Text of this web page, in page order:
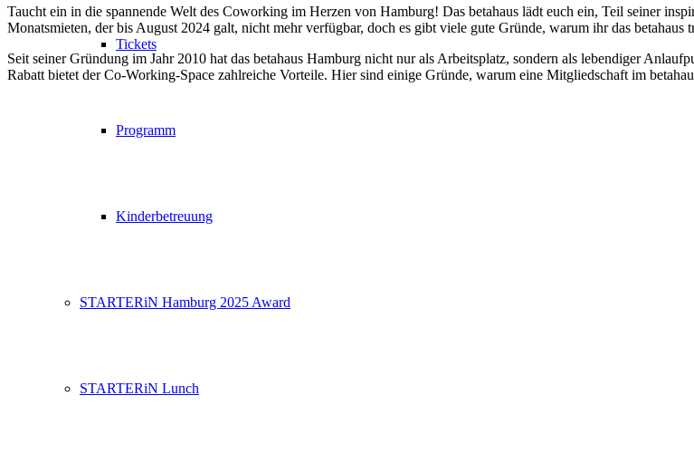
Tickets
Programm
Kinderbetreuung
STARTERiN Hamburg 2025 Award
STARTERiN Lunch
Taucht ein in die spannende Welt des Coworking im Herzen von Hamburg! Das betahaus lädt euch ein, Teil seiner
Monatsmieten, der bis August 2024 galt, nicht mehr verfügbar, doch es gibt viele gute Gründe, warum ihr das betahaus
Seit seiner Gründung im Jahr 2010 hat das betahaus Hamburg nicht nur als Arbeitsplatz, sondern als lebendiger
Rabatt bietet der Co-Working-Space zahlreiche Vorteile. Hier sind einige Gründe, warum eine Mitgliedschaft im